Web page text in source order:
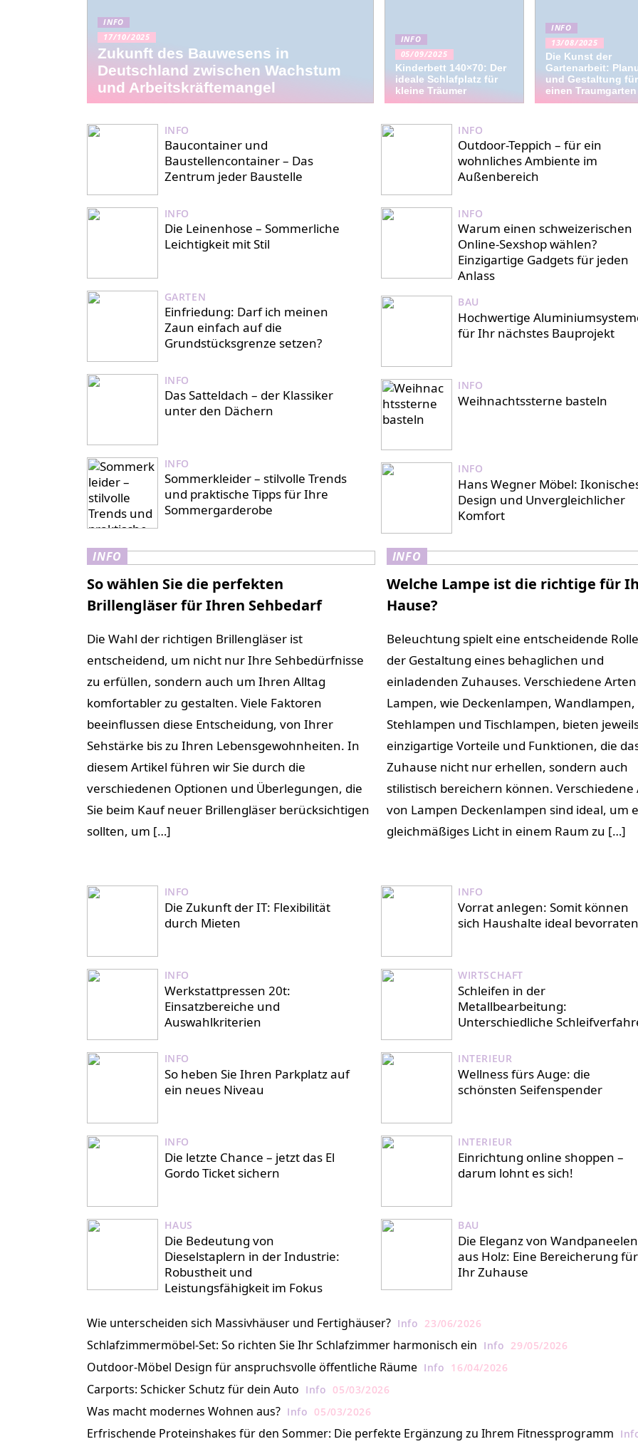
INFO
17/10/2025
Zukunft des Bauwesens in
Deutschland zwischen Wachstum
und Arbeitskräftemangel
INFO
05/09/2025
Kinderbett 140×70: Der
ideale Schlafplatz für
kleine Träumer
INFO
13/08/2025
Die Kunst der
Gartenarbeit:
und Gestaltung für
einen Traumgarten
INFO
Baucontainer und
Baustellencontainer – Das
Zentrum jeder Baustelle
INFO
Die Leinenhose – Sommerliche
Leichtigkeit mit Stil
GARTEN
Einfriedung: Darf ich meinen
Zaun einfach auf die
Grundstücksgrenze setzen?
INFO
Das Satteldach – der Klassiker
unter den Dächern
INFO
Sommerkleider – stilvolle Trends
und praktische Tipps für Ihre
Sommergarderobe
INFO
Outdoor-Teppich – für ein
wohnliches Ambiente im
Außenbereich
INFO
Warum einen schweizerischen
Online-Sexshop wählen?
Einzigartige Gadgets für jeden
Anlass
BAU
Hochwertige
für Ihr nächstes Bauprojekt
INFO
Weihnachtssterne basteln
INFO
Hans Wegner Möbel:
Design und Unvergleichlicher
Komfort
INFO
So wählen Sie die perfekten
Brillengläser für Ihren Sehbedarf
Die Wahl der richtigen Brillengläser ist
entscheidend, um nicht nur Ihre Sehbedürfnisse
zu erfüllen, sondern auch um Ihren Alltag
komfortabler zu gestalten. Viele Faktoren
beeinflussen diese Entscheidung, von Ihrer
Sehstärke bis zu Ihren Lebensgewohnheiten. In
diesem Artikel führen wir Sie durch die
verschiedenen Optionen und Überlegungen, die
Sie beim Kauf neuer Brillengläser berücksichtigen
sollten, um […]
INFO
Welche Lampe ist die richtige für
Hause?
Beleuchtung spielt eine entscheidende
der Gestaltung eines behaglichen und
einladenden Zuhauses. Verschiedene
Lampen, wie Deckenlampen, Wandlampen,
Stehlampen und Tischlampen, bieten
einzigartige Vorteile und Funktionen, die
Zuhause nicht nur erhellen, sondern auch
stilistisch bereichern können. Verschiedene
von Lampen Deckenlampen sind ideal, um
gleichmäßiges Licht in einem Raum zu […]
INFO
Die Zukunft der IT: Flexibilität
durch Mieten
INFO
Werkstattpressen 20t:
Einsatzbereiche und
Auswahlkriterien
INFO
So heben Sie Ihren Parkplatz auf
ein neues Niveau
INFO
Die letzte Chance – jetzt das El
Gordo Ticket sichern
HAUS
Die Bedeutung von
Dieselstaplern in der Industrie:
Robustheit und
Leistungsfähigkeit im Fokus
INFO
Vorrat anlegen: Somit können
sich Haushalte ideal bevorraten
WIRTSCHAFT
Schleifen in der
Metallbearbeitung:
Unterschiedliche
INTERIEUR
Wellness fürs Auge: die
schönsten Seifenspender
INTERIEUR
Einrichtung online shoppen –
darum lohnt es sich!
BAU
Die Eleganz von Wandpaneelen
aus Holz: Eine Bereicherung für
Ihr Zuhause
Wie unterscheiden sich Massivhäuser und Fertighäuser? Info 23/06/2026
Schlafzimmermöbel-Set: So richten Sie Ihr Schlafzimmer harmonisch ein Info 29/05/2026
Outdoor-Möbel Design für anspruchsvolle öffentliche Räume Info 16/04/2026
Carports: Schicker Schutz für dein Auto Info 05/03/2026
Was macht modernes Wohnen aus? Info 05/03/2026
Erfrischende Proteinshakes für den Sommer: Die perfekte Ergänzung zu Ihrem Fitnessprogramm